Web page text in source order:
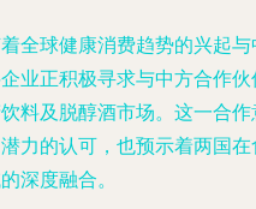
全球健康消费趋势的兴起
业正积极寻求与中方合作
料及脱醇酒市场。这一合
力的认可，也预示着两国
深度融合。